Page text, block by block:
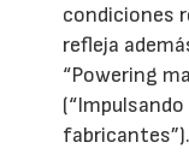
condiciones
refleja
“Powering
fabricantes”).